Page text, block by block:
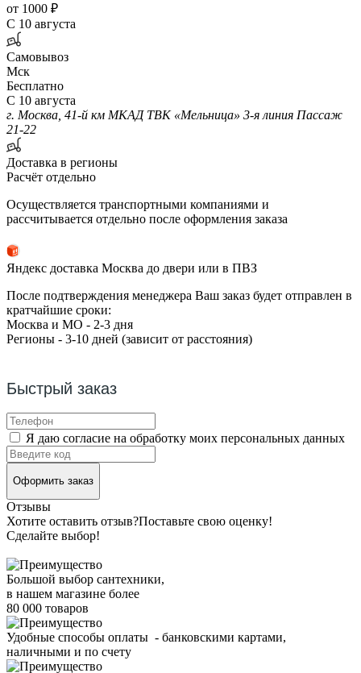
от 1000 ₽
С 10 августа
Самовывоз
Мск
Бесплатно
С 10 августа
г. Москва, 41-й км МКАД ТВК «Мельница» 3-я линия Пассаж
21-22
Доставка в регионы
Расчёт отдельно
Осуществляется транспортными компаниями и
рассчитывается отдельно после оформления заказа
Яндекс доставка Москва до двери или в ПВЗ
После подтверждения менеджера Ваш заказ будет отправлен в
кратчайшие сроки:
Москва и МО - 2-3 дня
Регионы - 3-10 дней (зависит от расстояния)
Быстрый заказ
Я даю согласие на обработку моих персональных данных
Оформить заказ
Отзывы
Хотите оставить отзыв?Поставьте свою оценку!
Сделайте выбор!
Большой выбор сантехники,
в нашем магазине более
80 000 товаров
Удобные способы оплаты - банковскими картами,
наличными и по счету